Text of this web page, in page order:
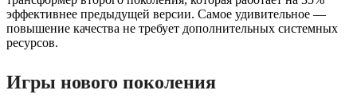
эффективнее предыдущей версии. Самое удивительное —
повышение качества не требует дополнительных системных
ресурсов.
Игры нового поколения